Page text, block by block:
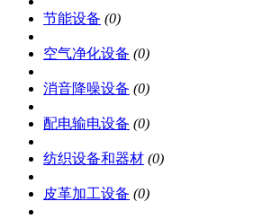
节能设备 (0)
空气净化设备 (0)
消音降噪设备 (0)
配电输电设备 (0)
纺织设备和器材 (0)
皮革加工设备 (0)